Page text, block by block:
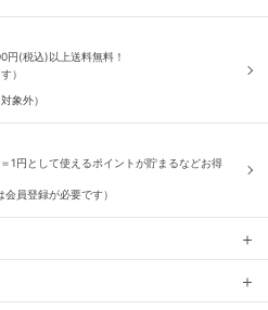
円(税込)以上送料無料！
）
象外）
1円として使えるポイントが貯まるなどお得
会員登録が必要です）